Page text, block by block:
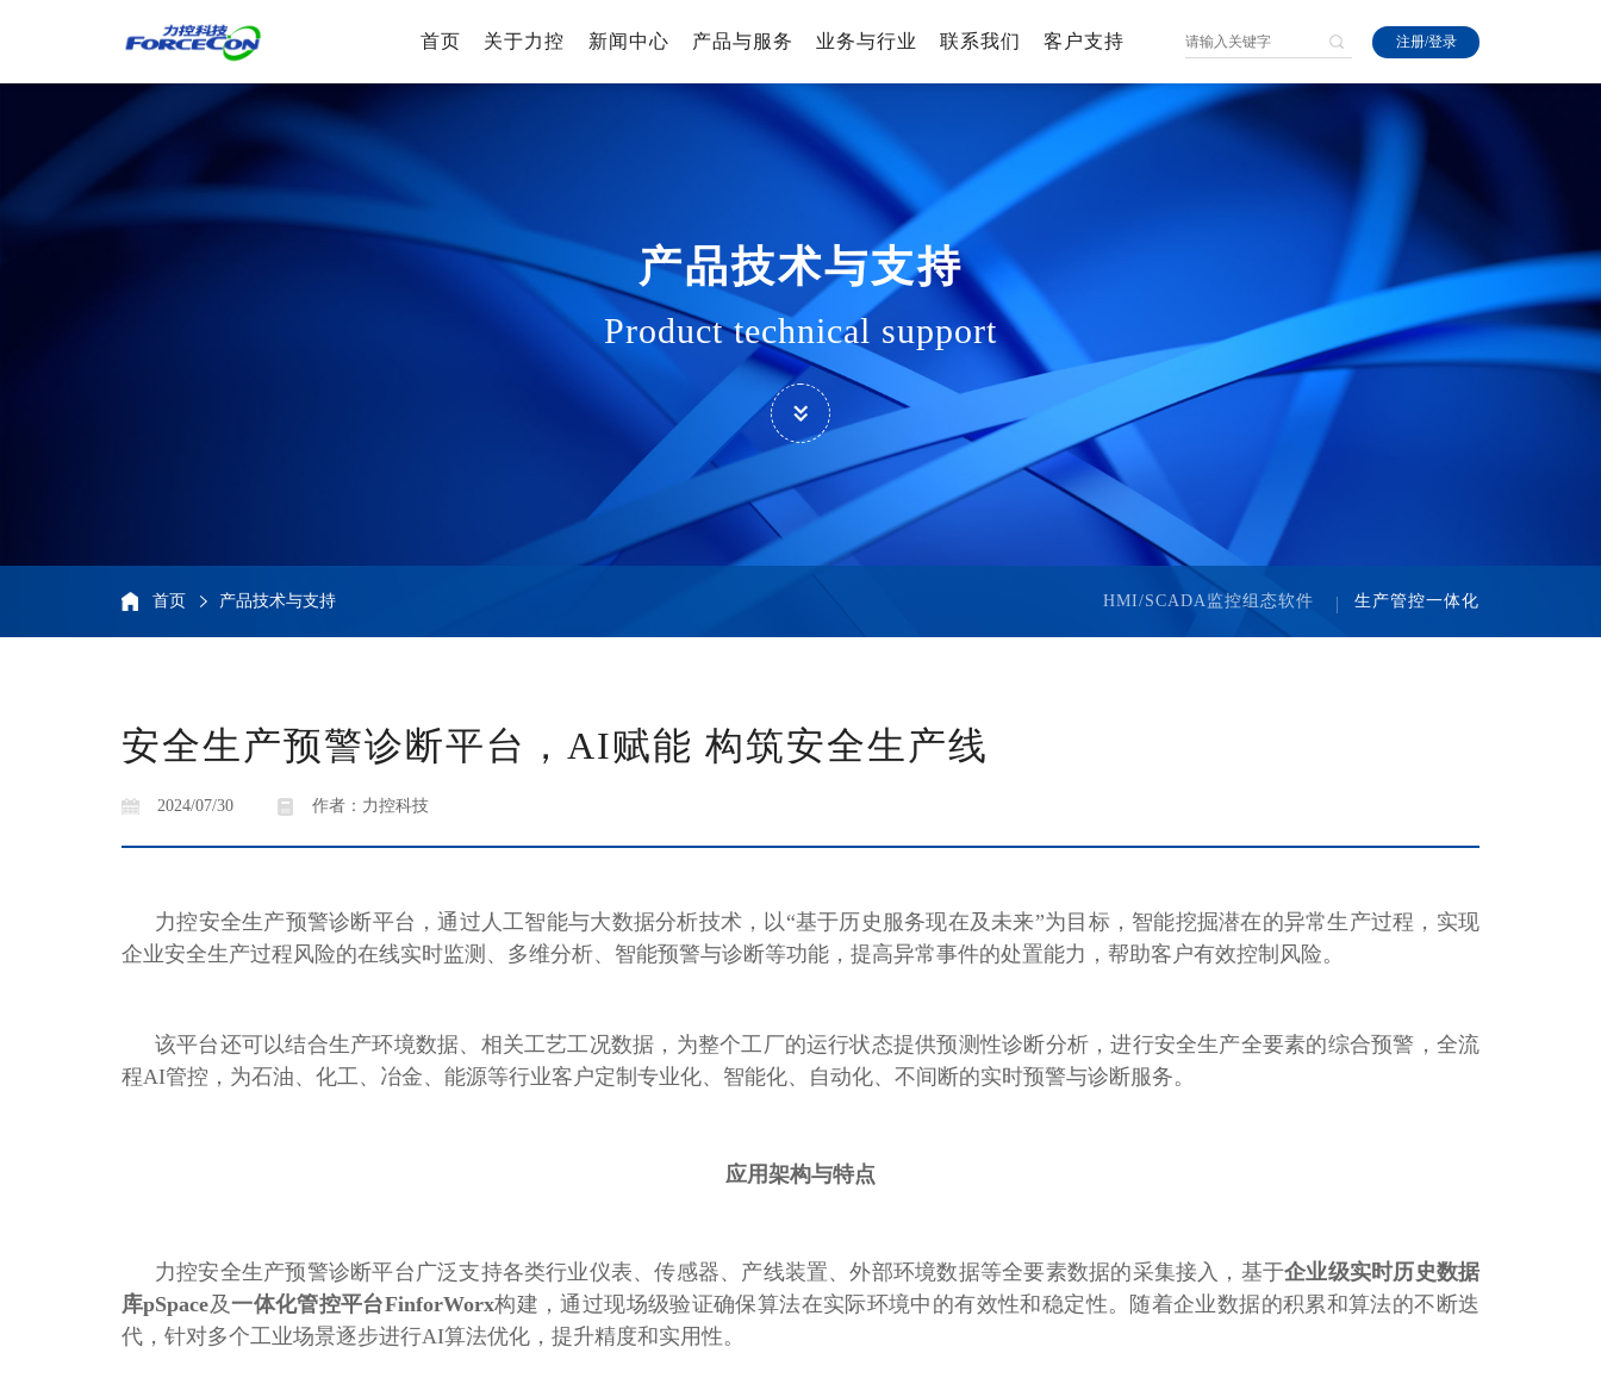
首页 关于力控 新闻中心 产品与服务 业务与行业 联系我们 客户支持 注册/登录
产品技术与支持
Product technical support
首页 产品技术与支持 HMI/SCADA监控组态软件 生产管控一体化
安全生产预警诊断平台，AI赋能 构筑安全生产线
2024/07/30 作者：力控科技
力控安全生产预警诊断平台，通过人工智能与大数据分析技术，以“基于历史服务现在及未来”为目标，智能挖掘潜在的异常生产过程，实现
企业安全生产过程风险的在线实时监测、多维分析、智能预警与诊断等功能，提高异常事件的处置能力，帮助客户有效控制风险。
该平台还可以结合生产环境数据、相关工艺工况数据，为整个工厂的运行状态提供预测性诊断分析，进行安全生产全要素的综合预警，全流
程AI管控，为石油、化工、冶金、能源等行业客户定制专业化、智能化、自动化、不间断的实时预警与诊断服务。
应用架构与特点
力控安全生产预警诊断平台广泛支持各类行业仪表、传感器、产线装置、外部环境数据等全要素数据的采集接入，基于企业级实时历史数据
库pSpace及一体化管控平台FinforWorx构建，通过现场级验证确保算法在实际环境中的有效性和稳定性。随着企业数据的积累和算法的不断迭
代，针对多个工业场景逐步进行AI算法优化，提升精度和实用性。